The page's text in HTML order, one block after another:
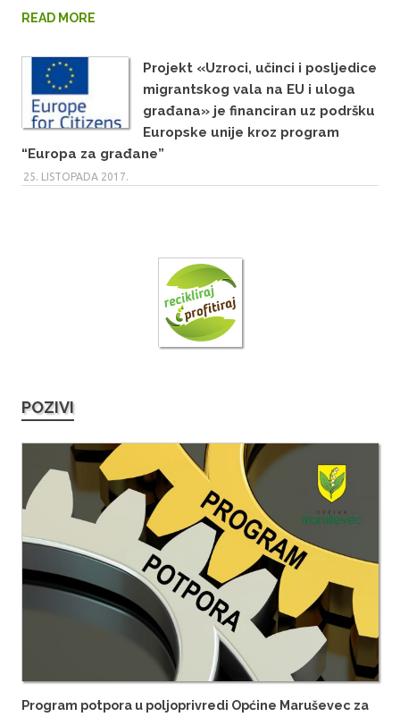
READ MORE
Projekt «Uzroci, učinci i posljedice
migrantskog vala na EU i uloga
građana» je financiran uz podršku
Europske unije kroz program
“Europa za građane”
25. LISTOPADA 2017.
POZIVI
Program potpora u poljoprivredi Općine Maruševec za